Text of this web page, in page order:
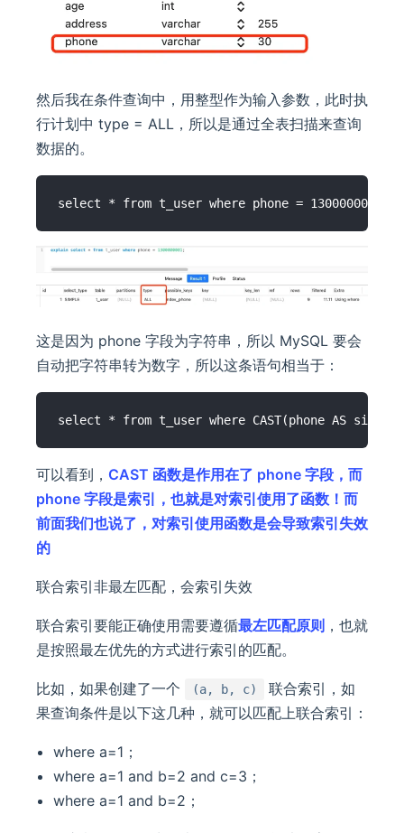
然后我在条件查询中，用整型作为输入参数，此时执
行计划中 type = ALL，所以是通过全表扫描来查询
数据的。
这是因为 phone 字段为字符串，所以 MySQL 要会
自动把字符串转为数字，所以这条语句相当于：
可以看到， CAST 函数是作用在了 phone 字段，而
phone 字段是索引，也就是对索引使用了函数！而
前面我们也说了，对索引使用函数是会导致索引失效
的
联合索引非最左匹配，会索引失效
联合索引要能正确使用需要遵循最左匹配原则 ，也就
是按照最左优先的方式进行索引的匹配。
比如，如果创建了一个 (a, b, c)
联合索引，如
果查询条件是以下这几种，就可以匹配上联合索引：
where a=1；
where a=1 and b=2 and c=3；
where a=1 and b=2；